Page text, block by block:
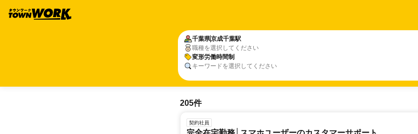
千葉県京成千葉駅
職種を選択してください
変形労働時間制
キーワードを選択してください
205件
契約社員